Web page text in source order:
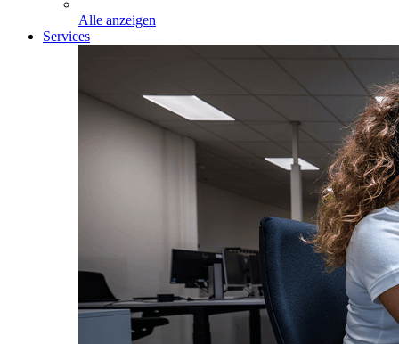
Alle anzeigen
Services